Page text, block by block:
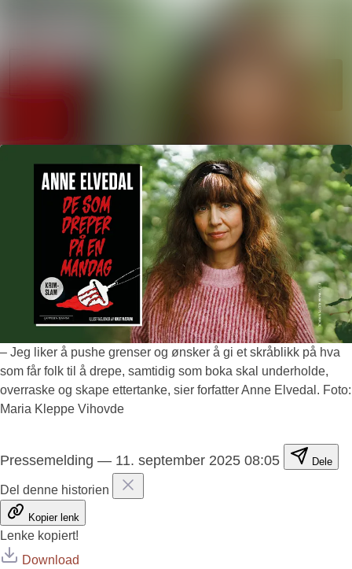
– Jeg liker å pushe grenser og ønsker å gi et skråblikk på hva
som får folk til å drepe, samtidig som boka skal underholde,
overraske og skape ettertanke, sier forfatter Anne Elvedal. Foto:
Maria Kleppe Vihovde
Pressemelding — 11. september 2025 08:05 Dele
Del denne historien
Kopier lenk
Lenke kopiert!
Download